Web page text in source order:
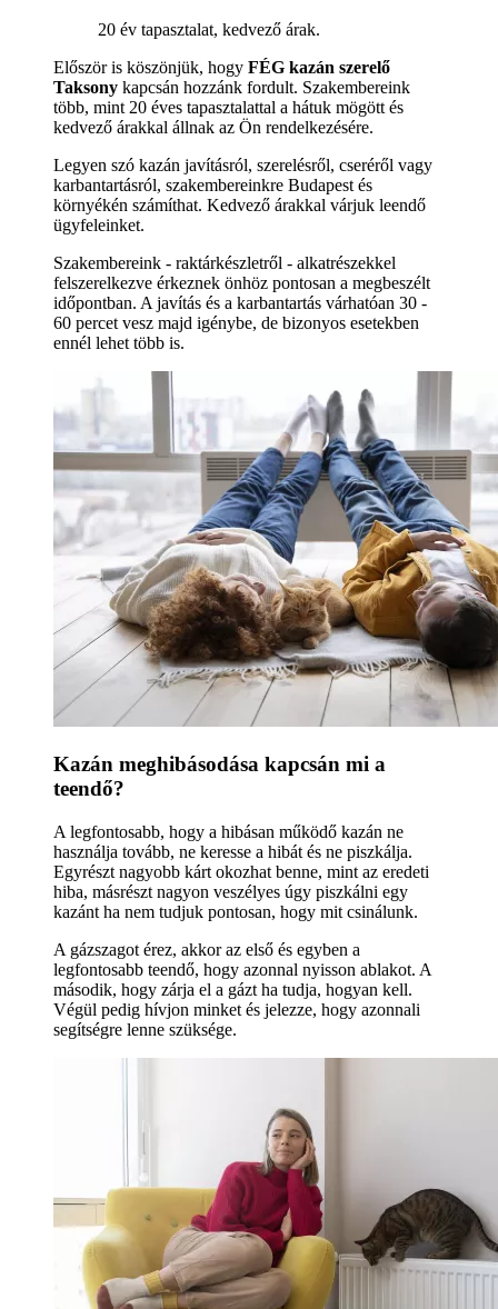
20 év tapasztalat, kedvező árak.
Először is köszönjük, hogy FÉG kazán szerelő
Taksony kapcsán hozzánk fordult. Szakembereink
több, mint 20 éves tapasztalattal a hátuk mögött és
kedvező árakkal állnak az Ön rendelkezésére.
Legyen szó kazán javításról, szerelésről, cseréről vagy
karbantartásról, szakembereinkre Budapest és
környékén számíthat. Kedvező árakkal várjuk leendő
ügyfeleinket.
Szakembereink - raktárkészletről - alkatrészekkel
felszerelkezve érkeznek önhöz pontosan a megbeszélt
időpontban. A javítás és a karbantartás várhatóan 30 -
60 percet vesz majd igénybe, de bizonyos esetekben
ennél lehet több is.
Kazán meghibásodása kapcsán mi a
teendő?
A legfontosabb, hogy a hibásan működő kazán ne
használja tovább, ne keresse a hibát és ne piszkálja.
Egyrészt nagyobb kárt okozhat benne, mint az eredeti
hiba, másrészt nagyon veszélyes úgy piszkálni egy
kazánt ha nem tudjuk pontosan, hogy mit csinálunk.
A gázszagot érez, akkor az első és egyben a
legfontosabb teendő, hogy azonnal nyisson ablakot. A
második, hogy zárja el a gázt ha tudja, hogyan kell.
Végül pedig hívjon minket és jelezze, hogy azonnali
segítségre lenne szüksége.